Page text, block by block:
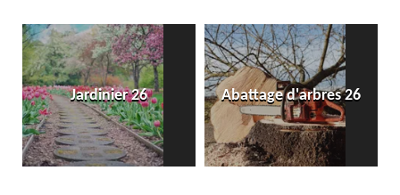
Abattage d'arbres 26
Entreprise de pose de
dallage et pavé 26